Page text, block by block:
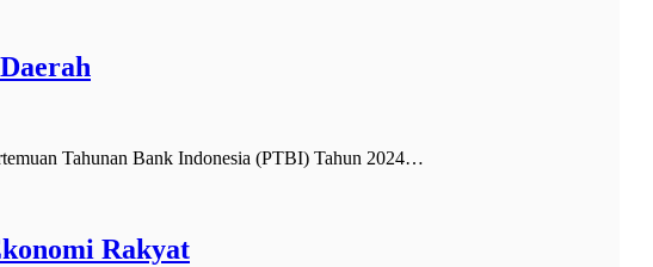
Tahunan Bank Indonesia (PTBI) Tahun 2024…
Rakyat